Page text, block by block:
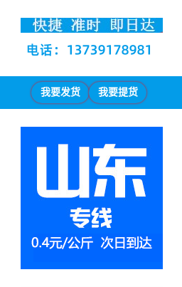
我要发货 我要提货